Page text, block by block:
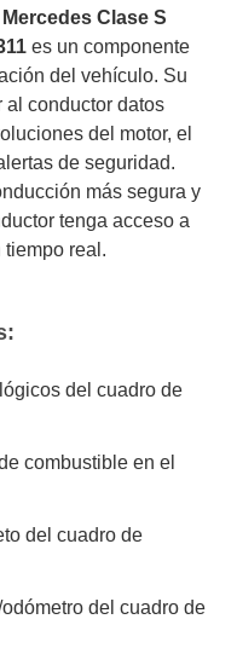
Clase S
es un componente
del vehículo. Su
al conductor datos
del motor, el
de seguridad.
más segura y
tenga acceso a
real.
del cuadro de
combustible en el
del cuadro de
del cuadro de